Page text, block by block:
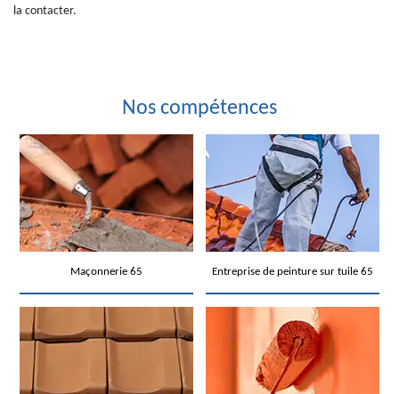
la contacter.
Nos compétences
Maçonnerie 65 Entreprise de peinture sur tuile 65